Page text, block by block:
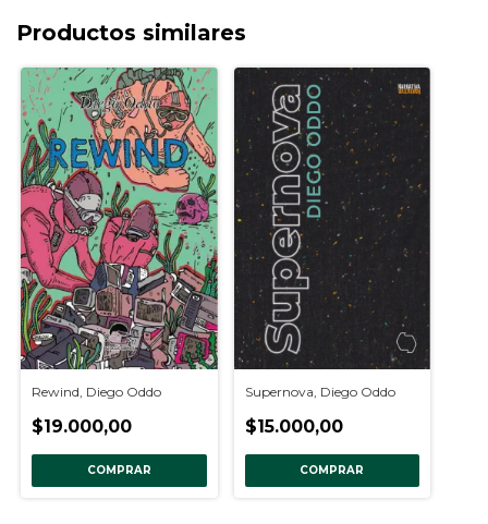
Productos similares
Rewind, Diego Oddo
$19.000,00
COMPRAR
Supernova, Diego Oddo
$15.000,00
COMPRAR